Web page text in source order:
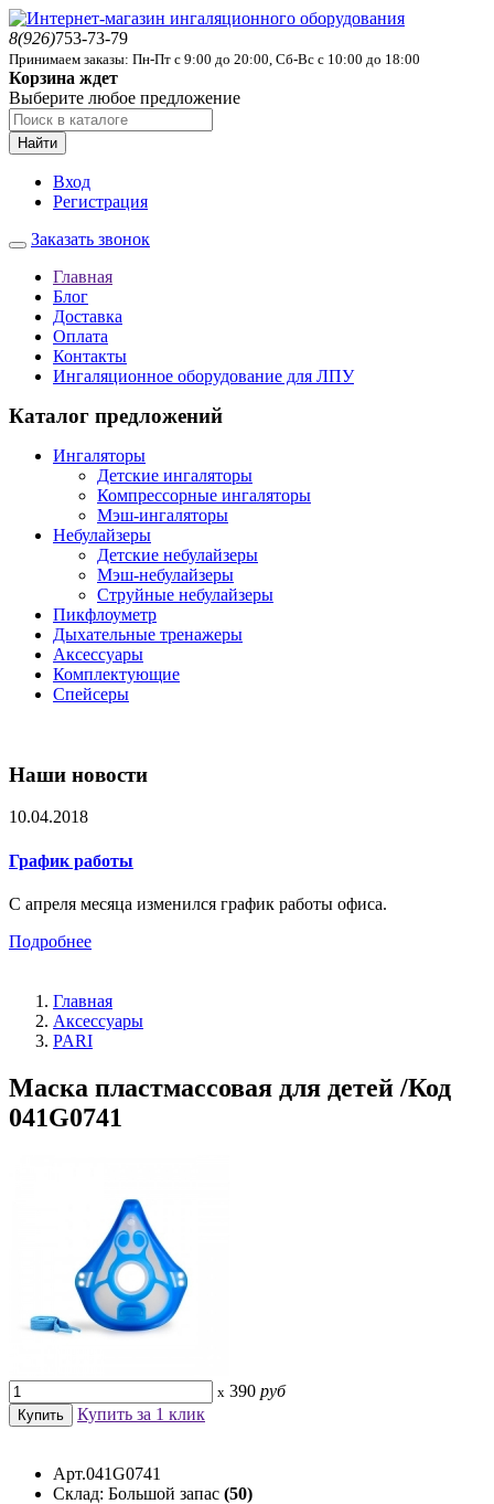
8(926)753-73-79
Принимаем заказы: Пн-Пт с 9:00 до 20:00, Сб-Вс с 10:00 до 18:00
Корзина ждет
Выберите любое предложение
Найти
Вход
Регистрация
Заказать звонок
Главная
Блог
Доставка
Оплата
Контакты
Ингаляционное оборудование для ЛПУ
Каталог предложений
Ингаляторы
Детские ингаляторы
Компрессорные ингаляторы
Мэш-ингаляторы
Небулайзеры
Детские небулайзеры
Мэш-небулайзеры
Струйные небулайзеры
Пикфлоуметр
Дыхательные тренажеры
Аксессуары
Комплектующие
Спейсеры
Наши новости
10.04.2018
График работы
С апреля месяца изменился график работы офиса.
Подробнее
Главная
Аксессуары
PARI
Маска пластмассовая для детей /Код
041G0741
x 390 руб
Купить за 1 клик
Арт.041G0741
Склад: Большой запас (50)